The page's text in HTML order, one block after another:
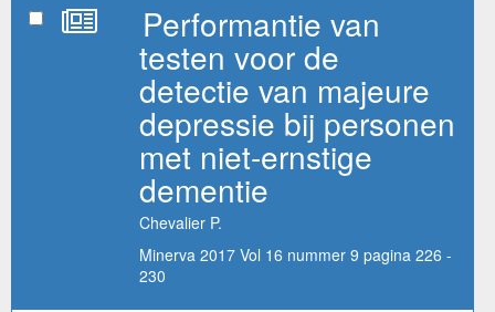
Performantie van
testen voor de
detectie van majeure
depressie bij personen
met niet-ernstige
dementie
Chevalier P.
Minerva 2017 Vol 16 nummer 9 pagina 226 -
230